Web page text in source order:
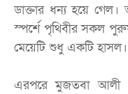
ডাক্তার ধন্য হয়ে
স্পর্শে পৃথিবীর সকল
মেয়েটি শুধু একটি
এরপরে মুজতবা আলী